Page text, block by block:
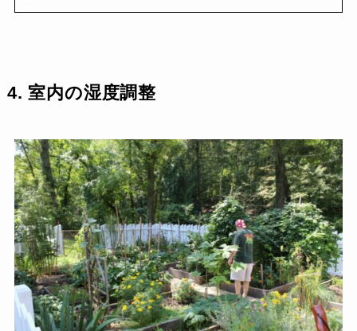
4. 室内の湿度調整